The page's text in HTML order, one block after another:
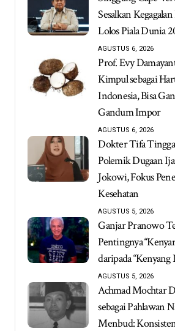
Sesalkan
Lolos Piala Dunia
AGUSTUS 6, 2026
Prof. Evy
Kimpul sebagai
Indonesia, Bisa
Gandum Impor
AGUSTUS 6, 2026
Dokter Tifa
Polemik Dugaan
Jokowi, Fokus
Kesehatan
AGUSTUS 5, 2026
Ganjar Pranowo
Pentingnya
daripada “Kenyang
AGUSTUS 5, 2026
Achmad Mochtar
sebagai Pahlawan
Menbud: